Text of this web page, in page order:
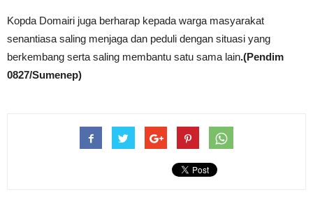
Kopda Domairi juga berharap kepada warga masyarakat
senantiasa saling menjaga dan peduli dengan situasi yang
berkembang serta saling membantu satu sama lain.(Pendim
0827/Sumenep)